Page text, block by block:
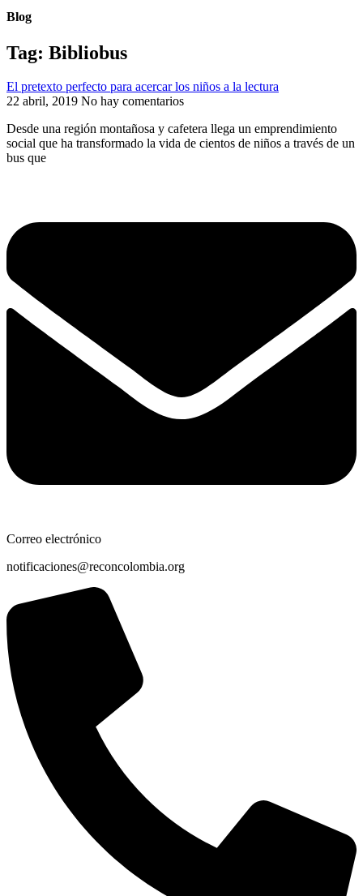
Blog
Tag: Bibliobus
El pretexto perfecto para acercar los niños a la lectura
22 abril, 2019 No hay comentarios
Desde una región montañosa y cafetera llega un emprendimiento
social que ha transformado la vida de cientos de niños a través de un
bus que
Correo electrónico
notificaciones@reconcolombia.org